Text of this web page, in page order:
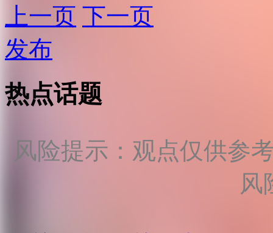
上一页 下一页
发布
热点话题
风险提示：观点仅供参
风